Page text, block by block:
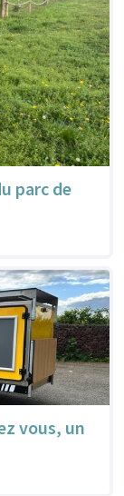
parc de
vous, un